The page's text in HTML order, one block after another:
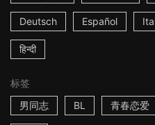
Deutsch Español
हिन्दी
标签
男同志
BL 青春恋爱